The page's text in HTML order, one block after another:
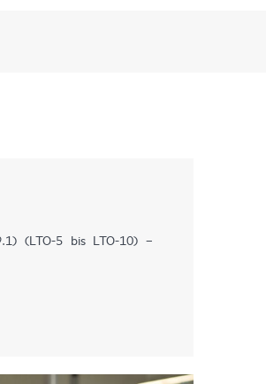
(LTO-5 bis LTO-10) –